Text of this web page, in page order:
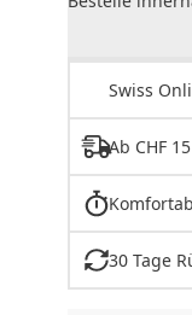
Swiss
Ab CHF
30 Tage